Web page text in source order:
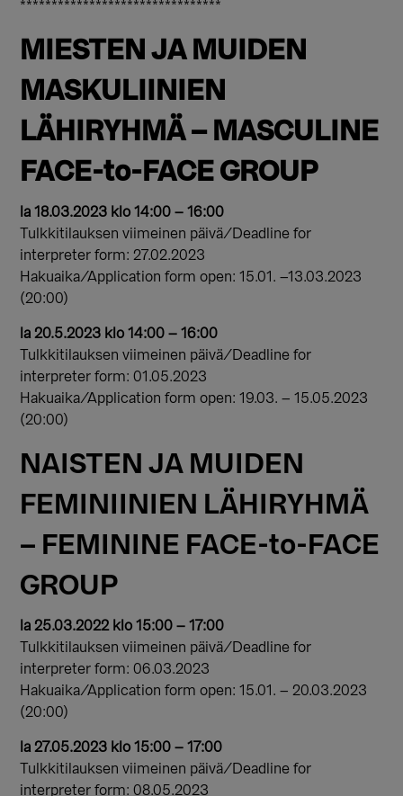
********************************
MIESTEN JA MUIDEN
MASKULIINIEN
LÄHIRYHMÄ – MASCULINE
FACE-to-FACE GROUP
la 18.03.2023 klo 14:00 – 16:00
Tulkkitilauksen viimeinen päivä/Deadline for
interpreter form: 27.02.2023
Hakuaika/Application form open: 15.01. –13.03.2023
(20:00)
la 20.5.2023 klo 14:00 – 16:00
Tulkkitilauksen viimeinen päivä/Deadline for
interpreter form: 01.05.2023
Hakuaika/Application form open: 19.03. – 15.05.2023
(20:00)
NAISTEN JA MUIDEN
FEMINIINIEN LÄHIRYHMÄ
– FEMININE FACE-to-FACE
GROUP
la 25.03.2022 klo 15:00 – 17:00
Tulkkitilauksen viimeinen päivä/Deadline for
interpreter form: 06.03.2023
Hakuaika/Application form open: 15.01. – 20.03.2023
(20:00)
la 27.05.2023 klo 15:00 – 17:00
Tulkkitilauksen viimeinen päivä/Deadline for
interpreter form: 08.05.2023